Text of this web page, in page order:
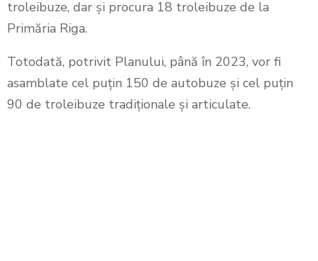
troleibuze, dar și procura 18 troleibuze de la
Primăria Riga.
Totodată, potrivit Planului, până în 2023, vor fi
asamblate cel puțin 150 de autobuze și cel puțin
90 de troleibuze tradiționale și articulate.